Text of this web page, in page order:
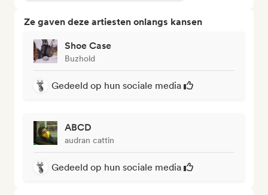
Ze gaven deze artiesten onlangs kansen
Shoe Case
Buzhold
Gedeeld op hun sociale media
ABCD
audran cattin
Gedeeld op hun sociale media